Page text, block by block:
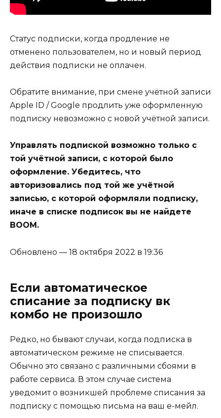
Статус подписки, когда продление не
отменено пользователем, но и новый период
действия подписки не оплачен.
Обратите внимание, при смене учётной записи
Apple ID / Google продлить уже оформленную
подписку невозможно с новой учётной записи.
Управлять подпиской возможно только с
той учётной записи, с которой было
оформление. Убедитесь, что
авторизовались под той же учётной
записью, с которой оформляли подписку,
иначе в списке подписок вы не найдете
BOOM.
Обновлено — 18 октября 2022 в 19:36
Если автоматическое
списание за подписку вк
комбо не произошло
Редко, но бывают случаи, когда подписка в
автоматическом режиме не списывается.
Обычно это связано с различными сбоями в
работе сервиса. В этом случае система
уведомит о возникшей проблеме списания за
подписку с помощью письма на ваш е-мейл.